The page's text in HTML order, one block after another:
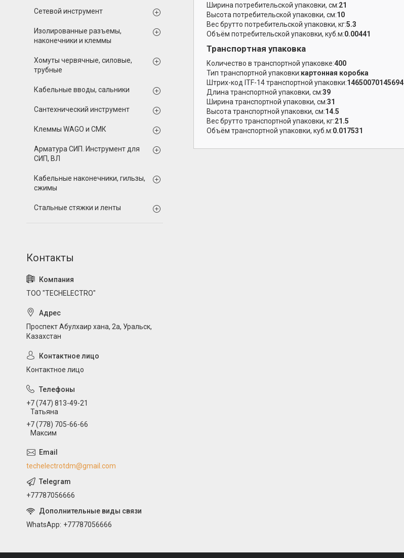
Ширина потребительской упаковки, см:21
Высота потребительской упаковки, см:10
Вес брутто потребительской упаковки, кг:5.3
Объём потребительской упаковки, куб.м:0.00441
Транспортная упаковка
Количество в транспортной упаковке:400
Тип транспортной упаковки:картонная коробка
Штрих-код ITF-14 транспортной упаковки:14650070145694
Длина транспортной упаковки, см:39
Ширина транспортной упаковки, см:31
Высота транспортной упаковки, см:14.5
Вес брутто транспортной упаковки, кг:21.5
Объём транспортной упаковки, куб.м:0.017531
Сетевой инструмент
Изолированные разъемы,
наконечники и клеммы
Хомуты червячные, силовые,
трубные
Кабельные вводы, сальники
Сантехнический инструмент
Клеммы WAGO и СМК
Арматура СИП. Инструмент для
СИП, ВЛ
Кабельные наконечники, гильзы,
сжимы
Стальные стяжки и ленты
ТОО "TECHELECTRO"
Проспект Абулхаир хана, 2а, Уральск,
Казахстан
Контактное лицо
+7 (747) 813-49-21
Татьяна
+7 (778) 705-66-66
Максим
techelectrotdm@gmail.com
+77787056666
WhatsApp +77787056666